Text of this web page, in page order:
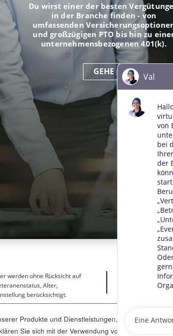
Du wirst einer der besten
in der Branche finden - von
umfassenden
und großzügigen PTO bis hin zu
unternehmensbezogenen 401(k).
GEHE
werden ohne Rücksicht auf
Alter,
berücksichtigt.
Produkte und Dienstleistungen, zur
Sie sich mit der Verwendung von Cookies gemäß